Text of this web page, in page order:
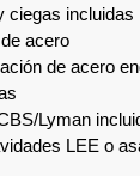
ciegas incluidas
acero
de acero
Lyman
LEE o